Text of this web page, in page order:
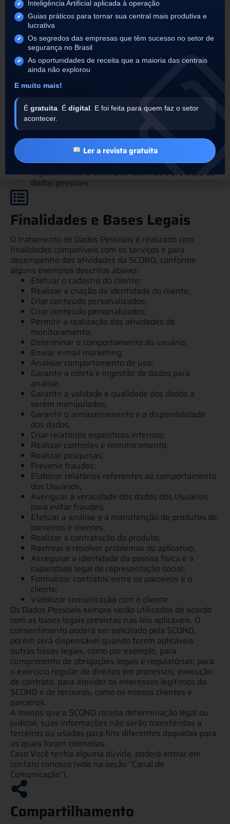
Por meio do fornecimento e/ou cadastro realizado
pelo próprio Usuário e/ou visitante nas
Plataformas;
Por meio do uso de cookies ou de outra tecnologia
que permita armazenar informações a respeito da
navegação do Usuário no site e/ou aplicativo
(“Registros de Navegação”), incluindo, mas não se
limitando, a: criação de conta de acesso,
navegação, participação em ofertas e programas,
contratação de Serviços e/ou produtos e visitas
realizadas; e/ou
Quando fornecidos por outros titulares sobre
Você ou por Você sobre outros titulares.
Fornecidos por parceiros estratégicos e
prestadores de serviços, unicamente nos termos
desta Política e de em conformidade com as leis,
regulamentos e diretrizes relativos à proteção de
dados pessoais.
Finalidades e Bases Legais​
O tratamento de Dados Pessoais é realizado com
finalidades compatíveis com os serviços e para
desempenho das atividades da SCOND, conforme
alguns exemplos descritos abaixo:
Efetuar o cadastro do cliente;
Realizar a criação da identidade do cliente;
Criar conteúdo personalizados;
Criar conteúdo personalizados;
Permitir a realização das atividades de
monitoramento;
Determinar o comportamento do usuário;
Enviar e-mail marketing;
Analisar comportamento de uso;
Garantir a coleta e ingestão de dados para
análise;
Garantir a validade e qualidade dos dados a
serem manipulados;
Garantir o armazenamento e a disponibilidade
dos dados;
Criar relatórios específicos internos;
Realizar controles e monitoramento;
Realizar pesquisas;
Prevenir fraudes;
Elaborar relatórios referentes ao comportamento
dos Usuários;
Averiguar a veracidade dos dados dos Usuários
para evitar fraudes;
Efetuar a análise e a manutenção de produtos de
parceiros e clientes;
Realizar a contratação do produto;
Rastrear e resolver problemas do aplicativo;
Assegurar a identidade da pessoa física e a
capacidade legal de representação social;
Formalizar contratos entre os parceiros e o
cliente;
Viabilizar comunicação com o cliente.
Os Dados Pessoais sempre serão utilizados de acordo
com as bases legais previstas nas leis aplicáveis. O
consentimento poderá ser solicitado pela SCOND,
porém será dispensável quando forem aplicáveis
outras bases legais, como por exemplo, para
cumprimento de obrigações legais e regulatórias; para
o exercício regular de direitos em processos; execução
de contrato; para atender os interesses legítimos da
SCOND e de terceiros, como os nossos clientes e
parceiros.
A menos que a SCOND receba determinação legal ou
judicial, suas informações não serão transferidas a
terceiros ou usadas para fins diferentes daquelas para
as quais foram coletadas.
Caso Você tenha alguma dúvida, poderá entrar em
contato conosco (vide na seção “Canal de
Comunicação”).
Compartilhamento​
Inteligência Artificial aplicada à operação
Guias práticos para tornar sua central mais produtiva e
lucrativa
Os segredos das empresas que têm sucesso no setor de
segurança no Brasil
As oportunidades de receita que a maioria das centrais
ainda não explorou
E muito mais!
É gratuita . É digital . E foi feita para quem faz o setor
acontecer.
Ler a revista gratuita